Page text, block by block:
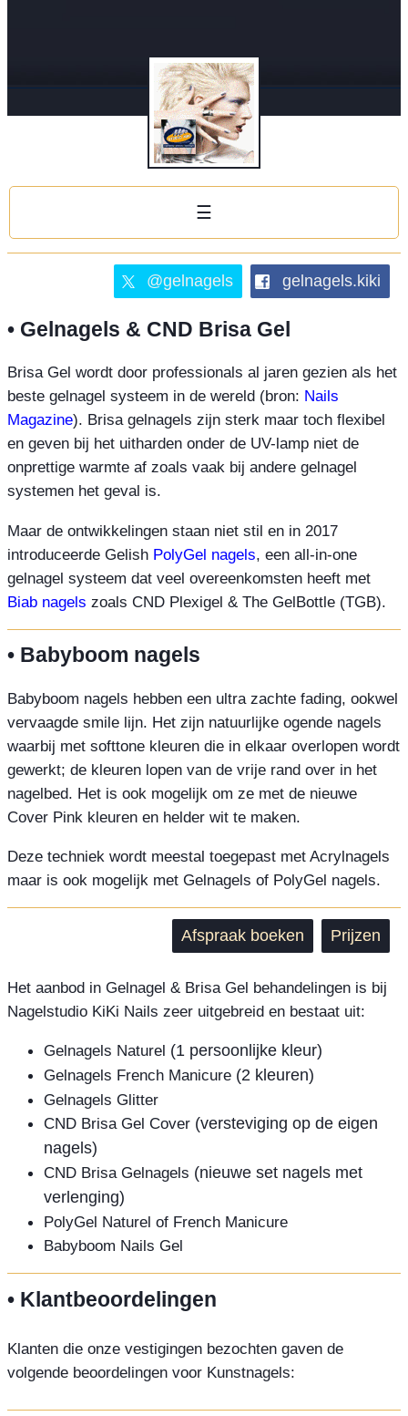
☰
@gelnagels gelnagels.kiki
• Gelnagels & CND Brisa Gel
Brisa Gel wordt door professionals al jaren gezien als het
beste gelnagel systeem in de wereld (bron: Nails
Magazine). Brisa gelnagels zijn sterk maar toch flexibel
en geven bij het uitharden onder de UV-lamp niet de
onprettige warmte af zoals vaak bij andere gelnagel
systemen het geval is.
Maar de ontwikkelingen staan niet stil en in 2017
introduceerde Gelish PolyGel nagels, een all-in-one
gelnagel systeem dat veel overeenkomsten heeft met
Biab nagels zoals CND Plexigel & The GelBottle (TGB).
• Babyboom nagels
Babyboom nagels hebben een ultra zachte fading, ookwel
vervaagde smile lijn. Het zijn natuurlijke ogende nagels
waarbij met softtone kleuren die in elkaar overlopen wordt
gewerkt; de kleuren lopen van de vrije rand over in het
nagelbed. Het is ook mogelijk om ze met de nieuwe
Cover Pink kleuren en helder wit te maken.
Deze techniek wordt meestal toegepast met Acrylnagels
maar is ook mogelijk met Gelnagels of PolyGel nagels.
Afspraak boeken Prijzen
Het aanbod in Gelnagel & Brisa Gel behandelingen is bij
Nagelstudio KiKi Nails zeer uitgebreid en bestaat uit:
Gelnagels Naturel (1 persoonlijke kleur)
Gelnagels French Manicure (2 kleuren)
Gelnagels Glitter
CND Brisa Gel Cover (versteviging op de eigen
nagels)
CND Brisa Gelnagels (nieuwe set nagels met
verlenging)
PolyGel Naturel of French Manicure
Babyboom Nails Gel
• Klantbeoordelingen
Klanten die onze vestigingen bezochten gaven de
volgende beoordelingen voor Kunstnagels: